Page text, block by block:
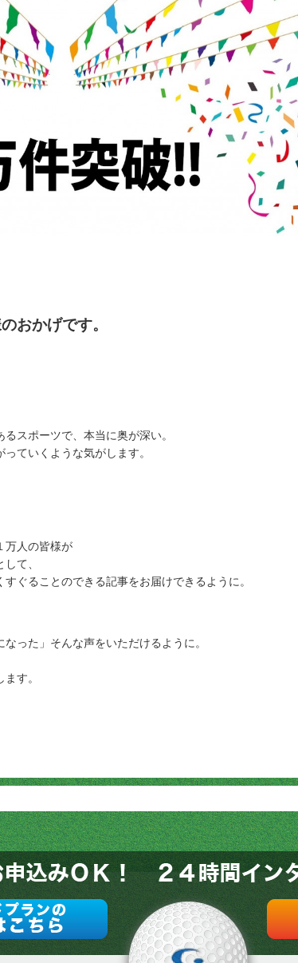
おかげです。
スポーツで、本当に奥が深い。
ていくような気がします。
万人の皆様が
て、
ぐることのできる記事をお届けできるように。
った」そんな声をいただけるように。
す。